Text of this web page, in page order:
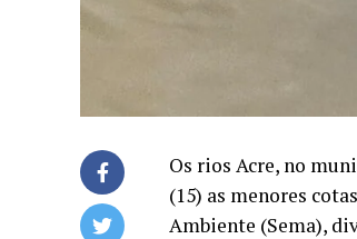
Os rios Acre, no
(15) as menores
Ambiente (Sema),